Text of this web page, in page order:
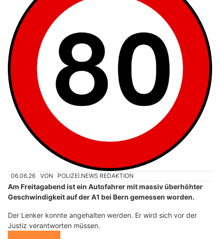
06.06.26 VON POLIZEI.NEWS REDAKTION
Am Freitagabend ist ein Autofahrer mit massiv überhöhter
Geschwindigkeit auf der A1 bei Bern gemessen worden.
Der Lenker konnte angehalten werden. Er wird sich vor der
Justiz verantworten müssen.